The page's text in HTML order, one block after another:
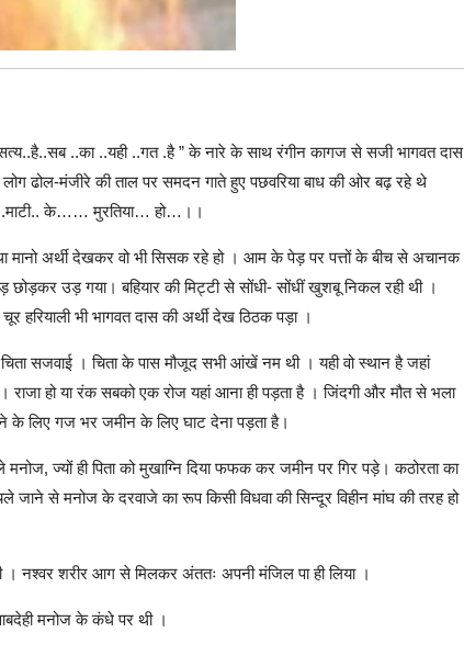
..का ..यही ..गत .है ” के नारे के साथ रंगीन कागज से सजी भागवत दास
ढोल-मंजीरे की ताल पर समदन गाते हुए पछवरिया बाध की ओर बढ़ रहे थे
….माटी.. के…… मुरतिया… हो…।।
मानो अर्थी देखकर वो भी सिसक रहे हो । आम के पेड़ पर पत्तों के बीच से अचानक
उड़ गया। बहियार की मिट्टी से सोंधी- सोंधीं खुशबू निकल रही थी ।
हरियाली भी भागवत दास की अर्थी देख ठिठक पड़ा ।
सजवाई । चिता के पास मौजूद सभी आंखें नम थी । यही वो स्थान है जहां
राजा हो या रंक सबको एक रोज यहां आना ही पड़ता है । जिंदगी और मौत से भला
के लिए गज भर जमीन के लिए घाट देना पड़ता है।
ज्यों ही पिता को मुखाग्नि दिया फफक कर जमीन पर गिर पड़े। कठोरता का
से मनोज के दरवाजे का रूप किसी विधवा की सिन्दूर विहीन मांघ की तरह हो
। नश्वर शरीर आग से मिलकर अंततः अपनी मंजिल पा ही लिया ।
मनोज के कंधे पर थी ।